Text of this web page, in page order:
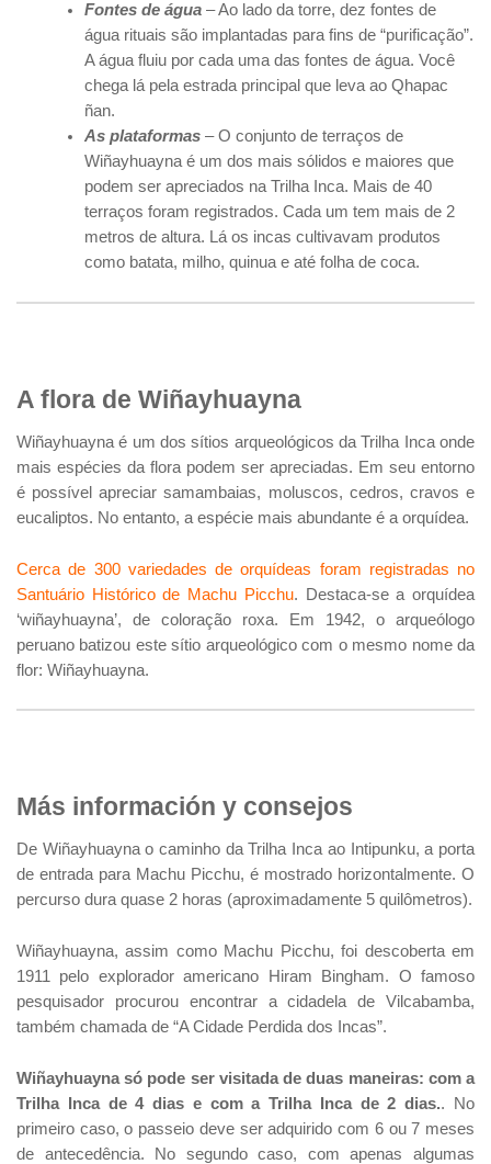
Fontes de água – Ao lado da torre, dez fontes de
água rituais são implantadas para fins de “purificação”.
A água fluiu por cada uma das fontes de água. Você
chega lá pela estrada principal que leva ao Qhapac
ñan.
As plataformas – O conjunto de terraços de
Wiñayhuayna é um dos mais sólidos e maiores que
podem ser apreciados na Trilha Inca. Mais de 40
terraços foram registrados. Cada um tem mais de 2
metros de altura. Lá os incas cultivavam produtos
como batata, milho, quinua e até folha de coca.
A flora de Wiñayhuayna
Wiñayhuayna é um dos sítios arqueológicos da Trilha Inca onde
mais espécies da flora podem ser apreciadas. Em seu entorno
é possível apreciar samambaias, moluscos, cedros, cravos e
eucaliptos. No entanto, a espécie mais abundante é a orquídea.
Cerca de 300 variedades de orquídeas foram registradas no
Santuário Histórico de Machu Picchu. Destaca-se a orquídea
‘wiñayhuayna’, de coloração roxa. Em 1942, o arqueólogo
peruano batizou este sítio arqueológico com o mesmo nome da
flor: Wiñayhuayna.
Más información y consejos
De Wiñayhuayna o caminho da Trilha Inca ao Intipunku, a porta
de entrada para Machu Picchu, é mostrado horizontalmente. O
percurso dura quase 2 horas (aproximadamente 5 quilômetros).
Wiñayhuayna, assim como Machu Picchu, foi descoberta em
1911 pelo explorador americano Hiram Bingham. O famoso
pesquisador procurou encontrar a cidadela de Vilcabamba,
também chamada de “A Cidade Perdida dos Incas”.
Wiñayhuayna só pode ser visitada de duas maneiras: com a
Trilha Inca de 4 dias e com a Trilha Inca de 2 dias.. No
primeiro caso, o passeio deve ser adquirido com 6 ou 7 meses
de antecedência. No segundo caso, com apenas algumas